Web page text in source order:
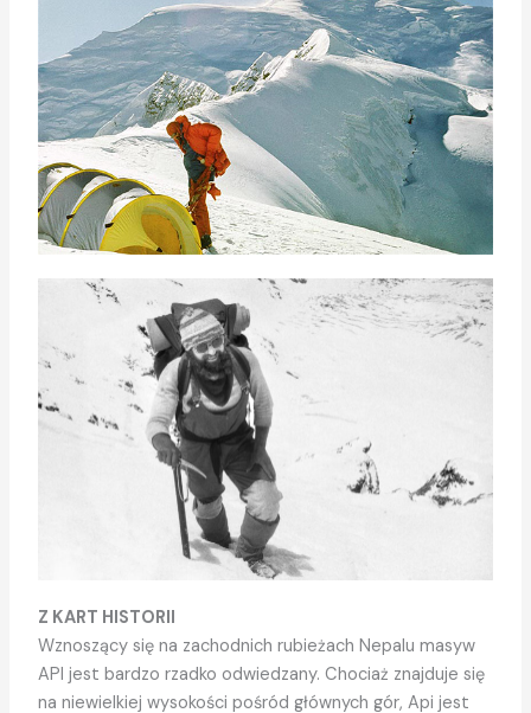
Z KART HISTORII
Wznoszący się na zachodnich rubieżach Nepalu masyw
API jest bardzo rzadko odwiedzany. Chociaż znajduje się
na niewielkiej wysokości pośród głównych gór, Api jest